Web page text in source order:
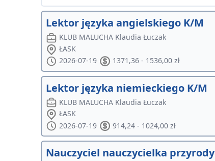
Lektor języka angielskiego K/M
KLUB MALUCHA Klaudia Łuczak
ŁASK
2026-07-19
1371,36 - 1536,00 zł
Lektor języka niemieckiego K/M
KLUB MALUCHA Klaudia Łuczak
ŁASK
2026-07-19
914,24 - 1024,00 zł
Nauczyciel nauczycielka przyrody